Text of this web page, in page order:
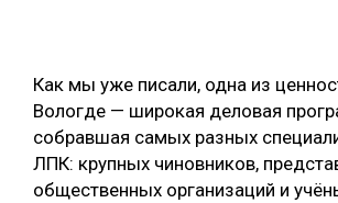
Как мы уже писали, одна из
Вологде — широкая деловая
собравшая самых разных
ЛПК: крупных чиновников,
общественных организаций и